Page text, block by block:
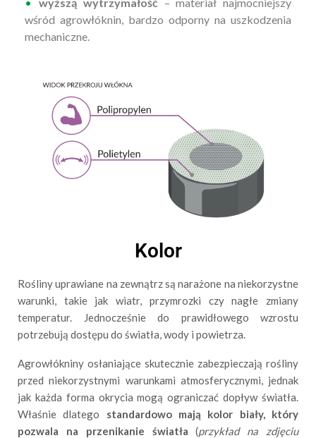
wśród agrowłóknin, bardzo odporny na uszkodzenia
mechaniczne.
Kolor
Rośliny uprawiane na zewnątrz są narażone na niekorzystne
warunki, takie jak wiatr, przymrozki czy nagłe zmiany
temperatur. Jednocześnie do prawidłowego wzrostu
potrzebują dostępu do światła, wody i powietrza.
Agrowłókniny osłaniające skutecznie zabezpieczają rośliny
przed niekorzystnymi warunkami atmosferycznymi, jednak
jak każda forma okrycia mogą ograniczać dopływ światła.
Właśnie dlatego standardowo mają kolor biały, który
pozwala na przenikanie światła (przykład na zdjęciu